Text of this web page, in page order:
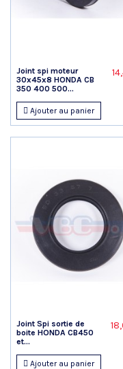
Joint spi moteur
30x45x8 HONDA CB
350 400 500...
Ajouter au panier
Joint Spi sortie de
boite HONDA CB450
et...
Ajouter au panier